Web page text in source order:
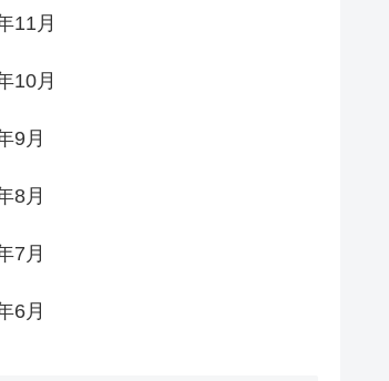
11月
10月
9月
8月
7月
6月